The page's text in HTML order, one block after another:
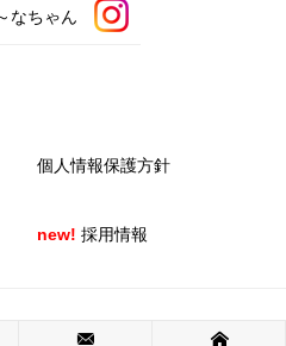
なちゃん
個人情報保護方針
new! 採用情報